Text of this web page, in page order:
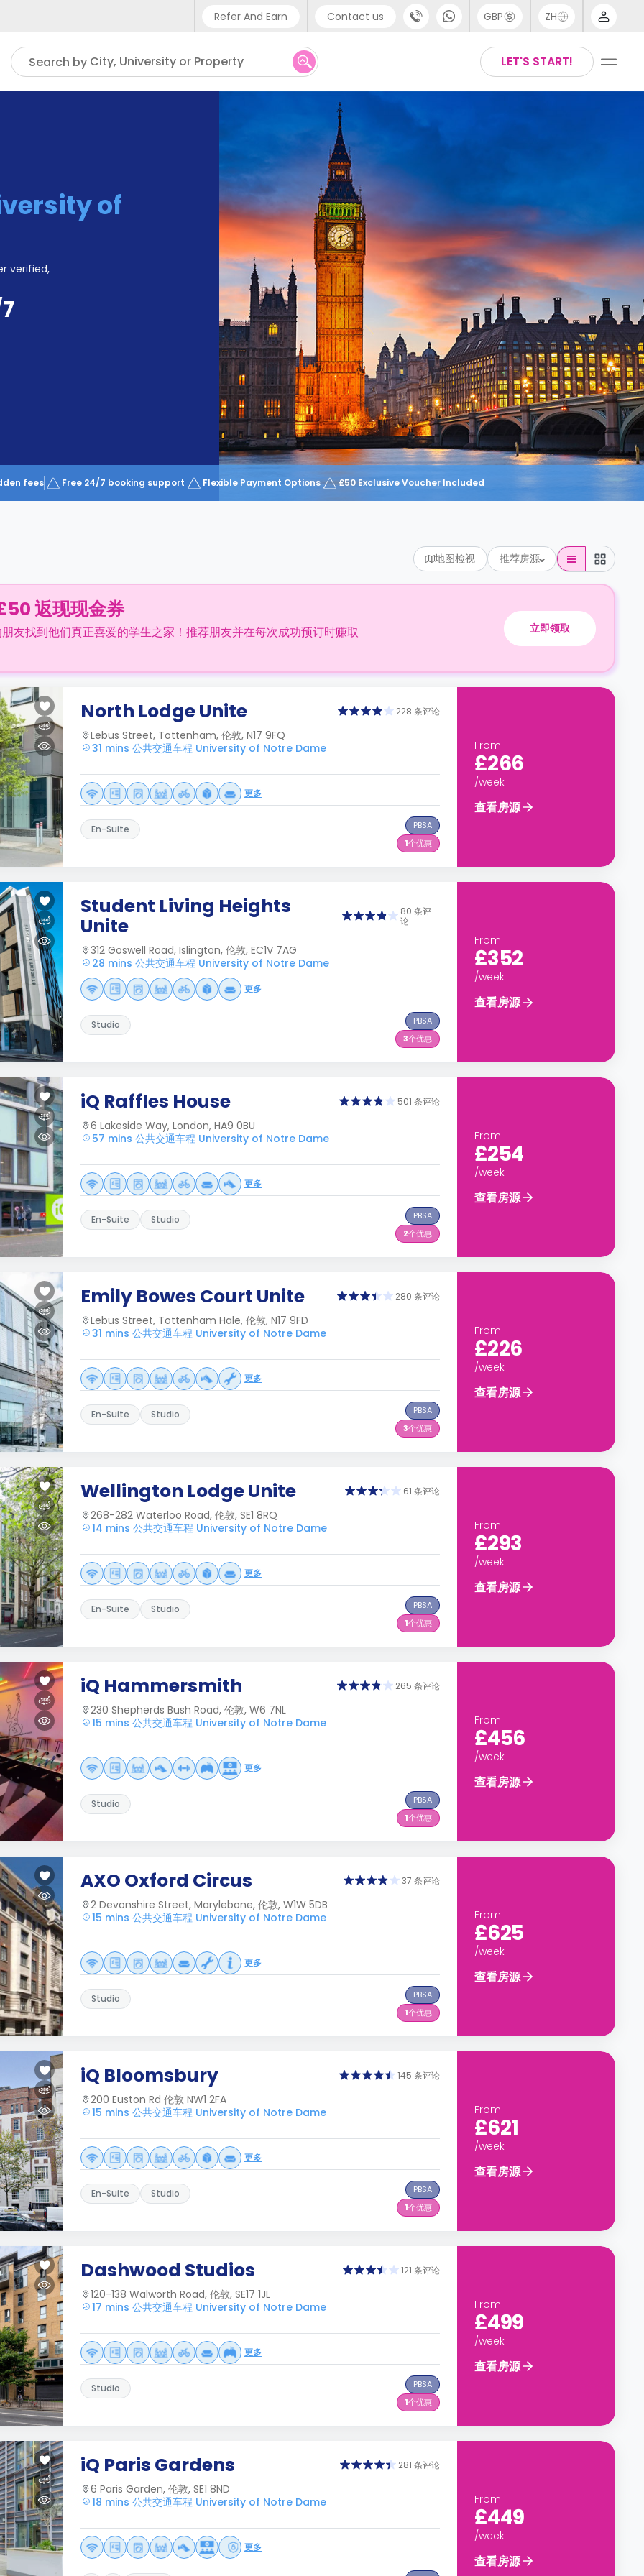
Refer And Earn Contact us
Phone support
UK - +44 (0) 20 3871 8666
IN - +91 (80) 3711 1326
US - +1 (646) 718 6172
GBP ZH
LET'S START!
Search by City, University or Property
of
verified,
fees Free 24/7 booking support Flexible Payment Options £50 Exclusive Voucher Included
地图检视 推荐房源
返现现金券
友找到他们真正喜爱的学生之家！推荐朋友并在每次成功预订时赚取 立即领取
North Lodge Unite 228 条评论
Lebus Street, Tottenham, 伦敦, N17 9FQ
31 mins 公共交通车程 University of Notre Dame
更多
En-Suite
PBSA
1个优惠
From
£266
/week
查看房源
Student Living Heights
Unite
80 条评
论
312 Goswell Road, Islington, 伦敦, EC1V 7AG
28 mins 公共交通车程 University of Notre Dame
更多
Studio
PBSA
3个优惠
From
£352
/week
查看房源
iQ Raffles House 501 条评论
6 Lakeside Way, London, HA9 0BU
57 mins 公共交通车程 University of Notre Dame
更多
En-Suite Studio
PBSA
2个优惠
From
£254
/week
查看房源
Emily Bowes Court Unite 280 条评论
Lebus Street, Tottenham Hale, 伦敦, N17 9FD
31 mins 公共交通车程 University of Notre Dame
更多
En-Suite Studio
PBSA
3个优惠
From
£226
/week
查看房源
Wellington Lodge Unite 61 条评论
268-282 Waterloo Road, 伦敦, SE1 8RQ
14 mins 公共交通车程 University of Notre Dame
更多
En-Suite Studio
PBSA
1个优惠
From
£293
/week
查看房源
iQ Hammersmith 265 条评论
230 Shepherds Bush Road, 伦敦, W6 7NL
15 mins 公共交通车程 University of Notre Dame
更多
Studio
PBSA
1个优惠
From
£456
/week
查看房源
AXO Oxford Circus 37 条评论
2 Devonshire Street, Marylebone, 伦敦, W1W 5DB
15 mins 公共交通车程 University of Notre Dame
更多
Studio
PBSA
1个优惠
From
£625
/week
查看房源
iQ Bloomsbury 145 条评论
200 Euston Rd 伦敦 NW1 2FA
15 mins 公共交通车程 University of Notre Dame
更多
En-Suite Studio
PBSA
1个优惠
From
£621
/week
查看房源
Dashwood Studios 121 条评论
120-138 Walworth Road, 伦敦, SE17 1JL
17 mins 公共交通车程 University of Notre Dame
更多
Studio
PBSA
1个优惠
From
£499
/week
查看房源
iQ Paris Gardens 281 条评论
6 Paris Garden, 伦敦, SE1 8ND
18 mins 公共交通车程 University of Notre Dame
更多
From
£449
/week
查看房源